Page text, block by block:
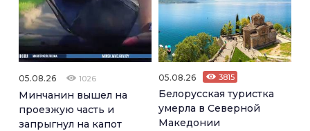
05.08.26 1026
Минчанин вышел на
проезжую часть и
запрыгнул на капот
05.08.26 3815
Белорусская туристка
умерла в Северной
Македонии